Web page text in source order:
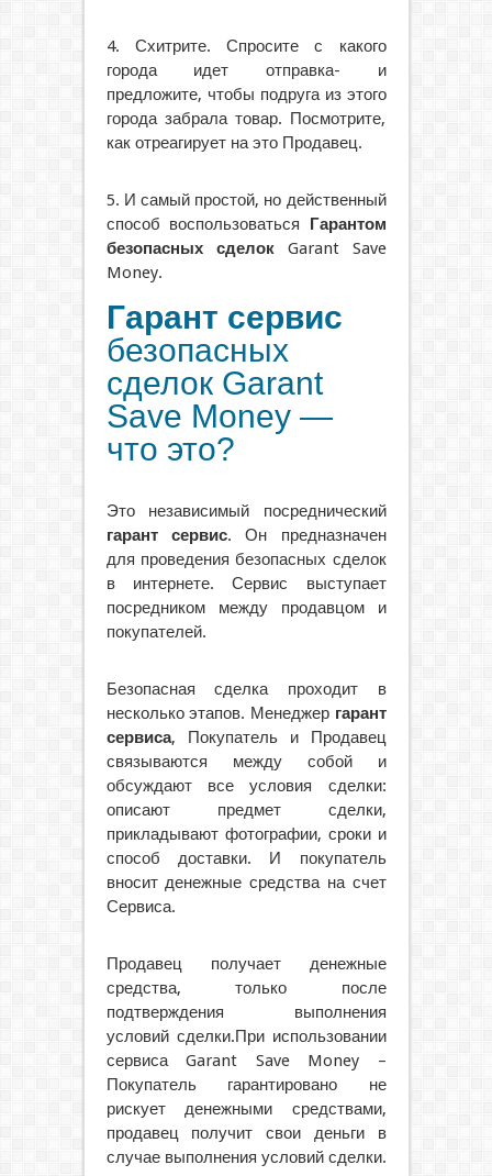
4. Схитрите. Спросите с какого
города идет отправка- и
предложите, чтобы подруга из этого
города забрала товар. Посмотрите,
как отреагирует на это Продавец.
5. И самый простой, но действенный
способ воспользоваться Гарантом
безопасных сделокGarant Save
Money.
Гарант сервис
безопасных
сделок Garant
Save Money —
что это?
Это независимый посреднический
гарант сервис. Он предназначен
для проведения безопасных сделок
в интернете. Сервис выступает
посредником между продавцом и
покупателей.
Безопасная сделка проходит в
несколько этапов. Менеджер гарант
сервиса, Покупатель и Продавец
связываются между собой и
обсуждают все условия сделки:
описают предмет сделки,
прикладывают фотографии, сроки и
способ доставки. И покупатель
вносит денежные средства на счет
Сервиса.
Продавец получает денежные
средства, только после
подтверждения выполнения
условий сделки.При использовании
сервиса Garant Save Money –
Покупатель гарантировано не
рискует денежными средствами,
продавец получит свои деньги в
случае выполнения условий сделки.